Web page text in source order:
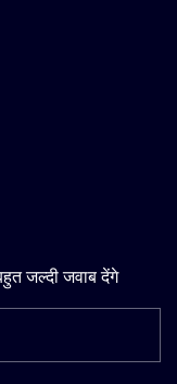
जल्दी जवाब देंगे